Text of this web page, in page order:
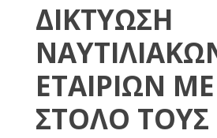
ΔΙΚΤΥΩΣΗ
ΕΤΑΙΡΙΩΝ
ΣΤΟΛΟ ΤΟΥΣ